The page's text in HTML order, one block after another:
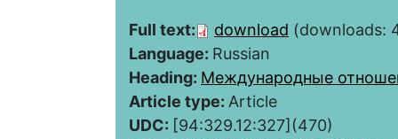
Full text: download (downloads:
Language: Russian
Heading: Международные
Article type: Article
UDC: [94:329.12:327](470)